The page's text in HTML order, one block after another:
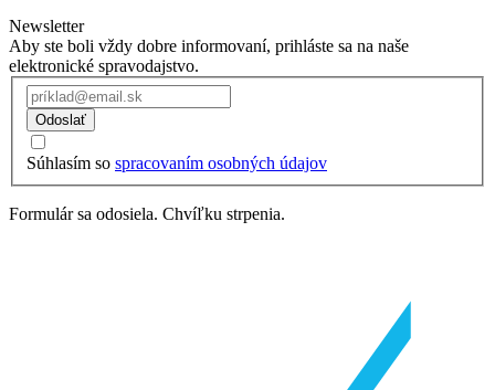
Newsletter
Aby ste boli vždy dobre informovaní, prihláste sa na naše
elektronické spravodajstvo.
Odoslať
Súhlasím so spracovaním osobných údajov
Formulár sa odosiela. Chvíľku strpenia.